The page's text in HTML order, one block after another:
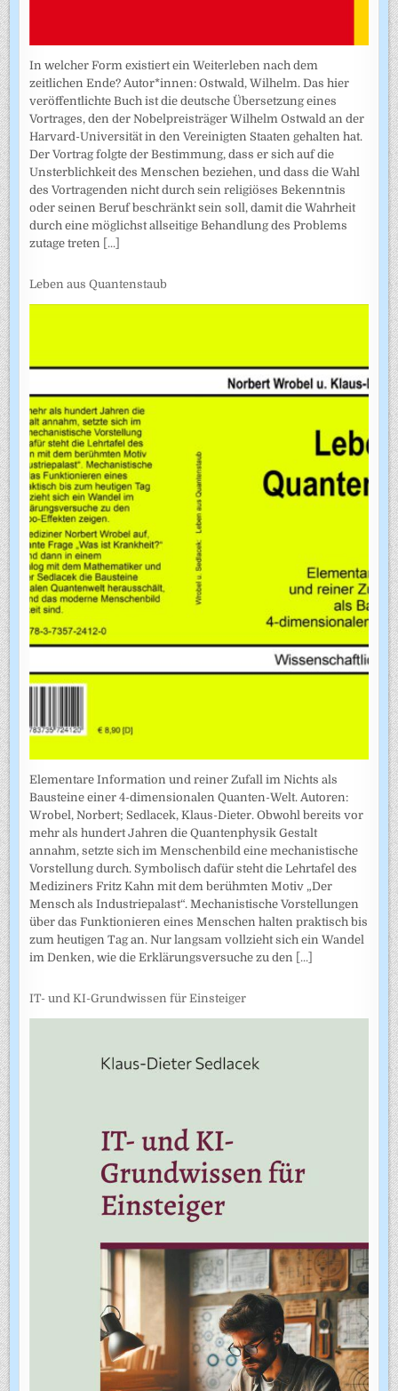
In welcher Form existiert ein Weiterleben nach dem
zeitlichen Ende? Autor*innen: Ostwald, Wilhelm. Das hier
veröffentlichte Buch ist die deutsche Übersetzung eines
Vortrages, den der Nobelpreisträger Wilhelm Ostwald an der
Harvard-Universität in den Vereinigten Staaten gehalten hat.
Der Vortrag folgte der Bestimmung, dass er sich auf die
Unsterblichkeit des Menschen beziehen, und dass die Wahl
des Vortragenden nicht durch sein religiöses Bekenntnis
oder seinen Beruf beschränkt sein soll, damit die Wahrheit
durch eine möglichst allseitige Behandlung des Problems
zutage treten [...]
Leben aus Quantenstaub
Elementare Information und reiner Zufall im Nichts als
Bausteine einer 4-dimensionalen Quanten-Welt. Autoren:
Wrobel, Norbert; Sedlacek, Klaus-Dieter. Obwohl bereits vor
mehr als hundert Jahren die Quantenphysik Gestalt
annahm, setzte sich im Menschenbild eine mechanistische
Vorstellung durch. Symbolisch dafür steht die Lehrtafel des
Mediziners Fritz Kahn mit dem berühmten Motiv „Der
Mensch als Industriepalast“. Mechanistische Vorstellungen
über das Funktionieren eines Menschen halten praktisch bis
zum heutigen Tag an. Nur langsam vollzieht sich ein Wandel
im Denken, wie die Erklärungsversuche zu den [...]
IT- und KI-Grundwissen für Einsteiger